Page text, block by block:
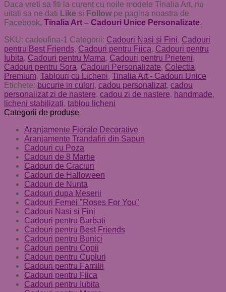
Daca vreti sa fiti la curent cu noile modele Tinalia Art, nu
uitati sa ne dati Like si Followpe pagina noastra de
Facebook, Tinalia Art – Cadouri Unice Personalizate.
SKU: cadoufina-1 Categorii: Cadouri Nasi si Fini, Cadouri
pentru Best Friends, Cadouri pentru Fiica, Cadouri pentru
Iubita, Cadouri pentru Mama, Cadouri pentru Prieteni,
Cadouri pentru Sora, Cadouri Personalizate, Colectia
Premium, Tablouri cu Licheni, Tinalia Art - Cadouri Unice
Etichete: bucurie in culori, cadou personalizat, cadou
personalizat zi de nastere, cadou zi de nastere, handmade,
licheni stabilizati, tablou licheni
Categorii de produse
Aranjamente Florale Decorative
Aranjamente Trandafiri din Sapun
Cadouri cu Poza
Cadouri de 8 Martie
Cadouri de Craciun
Cadouri de Halloween
Cadouri de Nunta
Cadouri dupa Meserii
Cadouri Femei "Roses For You"
Cadouri Nasi si Fini
Cadouri pentru Barbati
Cadouri pentru Best Friends
Cadouri pentru Bunici
Cadouri pentru Copii
Cadouri pentru Cupluri
Cadouri pentru Familii
Cadouri pentru Fiica
Cadouri pentru Iubita